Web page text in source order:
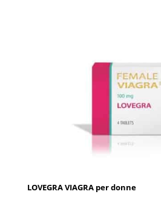
LOVEGRA VIAGRA per donne